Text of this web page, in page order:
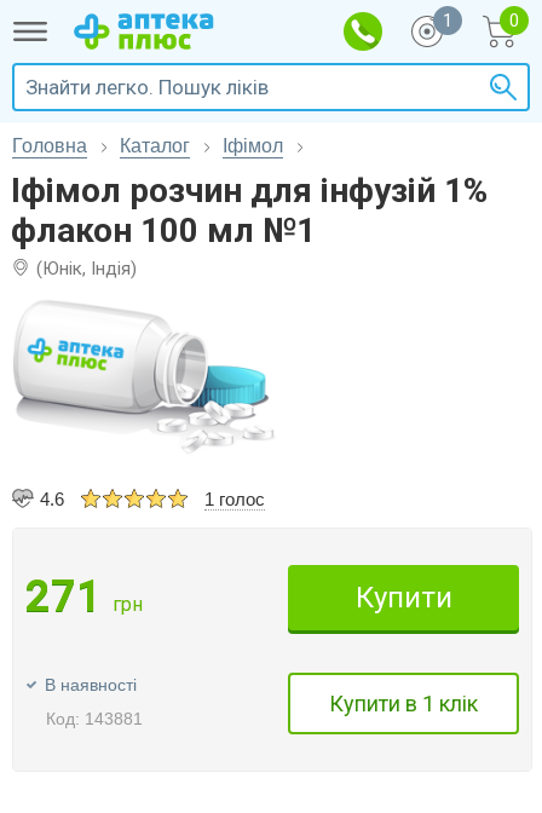
1
Головна Каталог Іфімол
Іфімол розчин для інфузій 1%
флакон 100 мл №1
(Юнік, Індія)
4.6 1 голос
271 грн
В наявності
Код: 143881
Купити
Купити в 1 клік